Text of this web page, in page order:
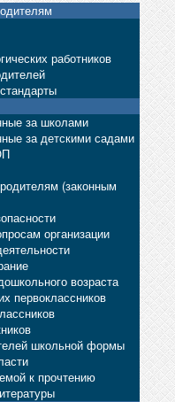
работников
за школами
за детскими садами
(законным
организации
возраста
первоклассников
школьной формы
к прочтению